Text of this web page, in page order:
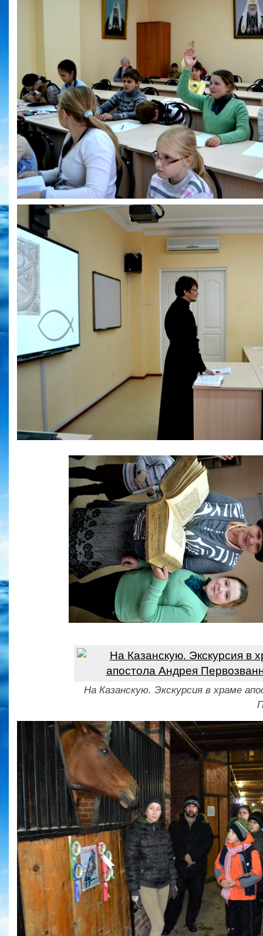
На Казанскую. Экскурсия в храме